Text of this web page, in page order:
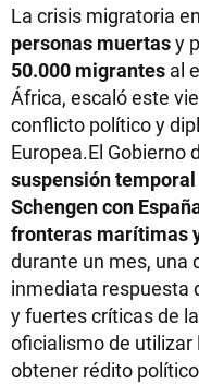
La crisis migratoria en
personas muertasy
50.000 migrantes al
África, escaló este
conflicto político y
Europea.El Gobierno
suspensión
Schengen con
fronteras marítimas
durante un mes, una
inmediata respuesta
y fuertes críticas de
oficialismo de
obtener rédito